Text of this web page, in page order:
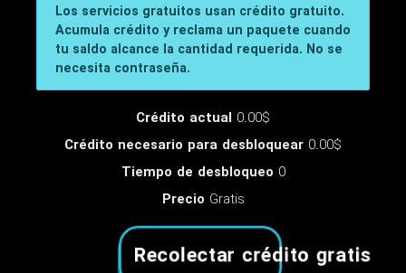
Los servicios gratuitos usan crédito gratuito.
Acumula crédito y reclama un paquete cuando
tu saldo alcance la cantidad requerida. No se
necesita contraseña.
Crédito actual 0.00$
Crédito necesario para desbloquear 0.00$
Tiempo de desbloqueo 0
Precio Gratis
Recolectar crédito gratis